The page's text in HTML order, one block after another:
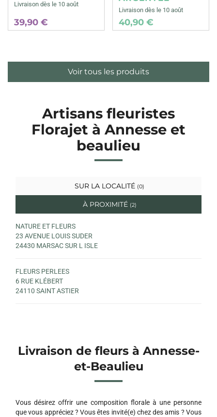
Livraison dès le 10 août
39,90 €
Livraison dès le 10 août
40,90 €
Voir tous les produits
Artisans fleuristes
Florajet à Annesse et
beaulieu
SUR LA LOCALITÉ (0)
À PROXIMITÉ (2)
NATURE ET FLEURS
23 AVENUE LOUIS SUDER
24430 MARSAC SUR L ISLE
FLEURS PERLEES
6 RUE KLÉBERT
24110 SAINT ASTIER
Livraison de fleurs à Annesse-
et-Beaulieu
Vous désirez offrir une composition florale à une personne
que vous appréciez ? Vous êtes invité(e) chez des amis ? Vous